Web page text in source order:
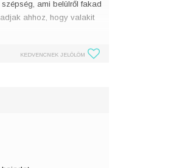
ami belülről fakad
ahhoz, hogy valakit
KEDVENCNEK JELÖLÖM